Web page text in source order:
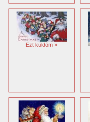
Ezt küldöm »